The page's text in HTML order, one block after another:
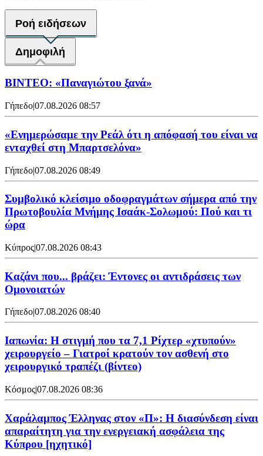
Ροή ειδήσεων
Δημοφιλή
ΒΙΝΤΕΟ: «Παναγιώτου ξανά»
Γήπεδο|07.08.2026 08:57
«Ενημερώσαμε την Ρεάλ ότι η απόφασή του είναι να
ενταχθεί στη Μπαρτσελόνα»
Γήπεδο|07.08.2026 08:49
Συμβολικό κλείσιμο οδοφραγμάτων σήμερα από την
Πρωτοβουλία Μνήμης Ισαάκ-Σολωμού: Πού και τι
ώρα
Κύπρος|07.08.2026 08:43
Καζάνι που... βράζει: Έντονες οι αντιδράσεις των
Ομονοιατών
Γήπεδο|07.08.2026 08:40
Ιαπωνία: Η στιγμή που τα 7,1 Ρίχτερ «χτυπούν»
χειρουργείο – Γιατροί κρατούν τον ασθενή στο
χειρουργικό τραπέζι (βίντεο)
Κόσμος|07.08.2026 08:36
Χαράλαμπος Έλληνας στον «Π»: Η διασύνδεση είναι
απαραίτητη για την ενεργειακή ασφάλεια της
Κύπρου [ηχητικό]